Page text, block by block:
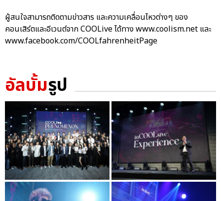
ผู้สนใจสามารถติดตามข่าวสาร และความเคลื่อนไหวต่างๆ ของ
คอนเสิร์ตและอีเวนต์จาก COOLive ได้ทาง www.coolism.net และ
www.facebook.com/COOLfahrenheitPage
อัลบั้มรูป